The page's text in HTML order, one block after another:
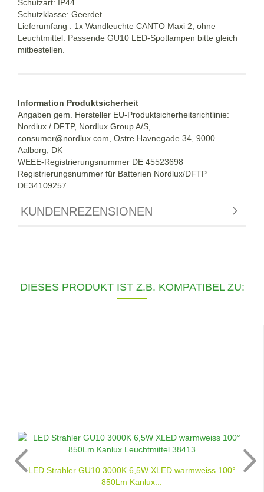
Schutzart: IP44
Schutzklasse: Geerdet
Lieferumfang : 1x Wandleuchte CANTO Maxi 2, ohne
Leuchtmittel. Passende GU10 LED-Spotlampen bitte gleich
mitbestellen.
Information Produktsicherheit
Angaben gem. Hersteller EU-Produktsicherheitsrichtlinie:
Nordlux / DFTP, Nordlux Group A/S,
consumer@nordlux.com, Ostre Havnegade 34, 9000
Aalborg, DK
WEEE-Registrierungsnummer DE 45523698
Registrierungsnummer für Batterien Nordlux/DFTP
DE34109257
KUNDENREZENSIONEN
DIESES PRODUKT IST Z.B. KOMPATIBEL ZU:
LED Strahler GU10 3000K 6,5W XLED warmweiss 100°
850Lm Kanlux...